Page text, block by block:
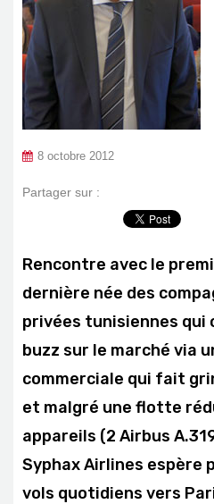
8 octobre 2012
Partager sur :
Rencontre avec le
dernière née des
privées tunisiennes qui
buzz sur le marché via
commerciale qui fait
et malgré une flotte
appareils (2 Airbus
Syphax Airlines espère
vols quotidiens vers